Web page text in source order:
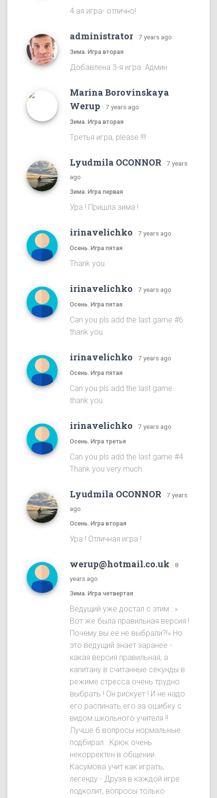
4 ая игра- отлично!
administrator · 7 years ago
Зима. Игра вторая
Добавлена 3-я игра. Админ.
Marina Borovinskaya
Werup · 7 years ago
Зима. Игра вторая
Tретья игра, please !!!!
Lyudmila OCONNOR · 7 years
ago
Зима. Игра первая
Ура ! Пришла зима !
irinavelichko · 7 years ago
Осень. Игра пятая
Thank you.
irinavelichko · 7 years ago
Осень. Игра пятая
Can you pls add the last game #6.
thank you.
irinavelichko · 7 years ago
Осень. Игра пятая
Can you pls add the last game.
thank you.
irinavelichko · 7 years ago
Осень. Игра третья
Can you pls add the last game #4.
Thank you very much.
Lyudmila OCONNOR · 7 years
ago
Осень. Игра вторая
Ура ! Отличная игра !
werup@hotmail.co.uk · 8
years ago
Зима. Игра четвертая
Ведущий уже достал с этим : »
Вот же была правильная версия !
Почему вы ее не выбрали?!» Но
это ведущий знает заранее -
какая версия правильная, а
капитану в считанные секунды в
режиме стресса очень трудно
выбрать ! Он рискует ! И не надо
его распинать его за ошибку с
видом школьного учителя !!
Лучше б вопросы нормальные
подбирал...Крюк очень
некорректен в общении.
Касумова учит как играть,
легенду - Друзя в каждой игре
подколит, вопросы только